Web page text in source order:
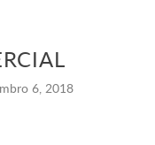
6, 2018